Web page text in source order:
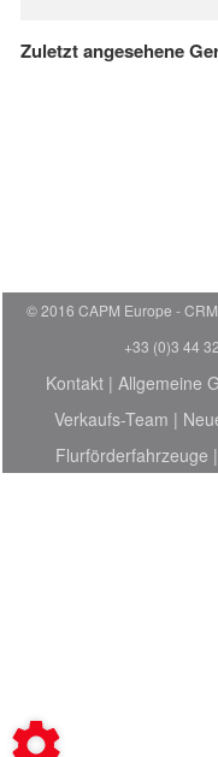
Zuletzt angesehene
© 2016 CAPM Europe
+33 (0)3 44
Kontakt | Allgemeine
Verkaufs-Team |
Flurförderfahrzeuge |